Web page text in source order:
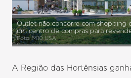
Outlet não concorre com shopping
um centro de compras para
Foto:
A Região das Hortênsias